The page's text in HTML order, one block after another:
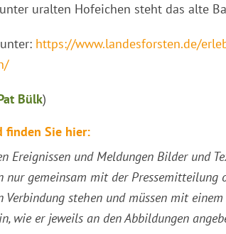
uralten Hofeichen steht das alte
https://www.landesforsten.de/
Bülk)
finden Sie hier:
Ereignissen und Meldungen Bilder und
nur gemeinsam mit der Pressemitteilung
stehen und müssen mit
wie er jeweils an den Abbildungen